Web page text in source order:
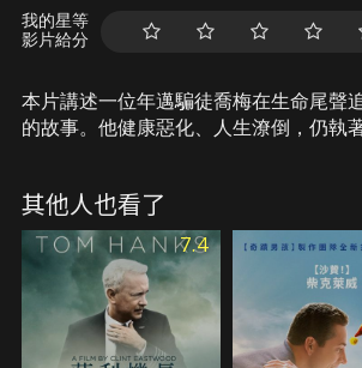
我的星等
影片給分
本片講述一位年邁騙徒喬梅在生命尾聲
的故事。他健康惡化、人生潦倒，仍執
其他人也看了
7.4